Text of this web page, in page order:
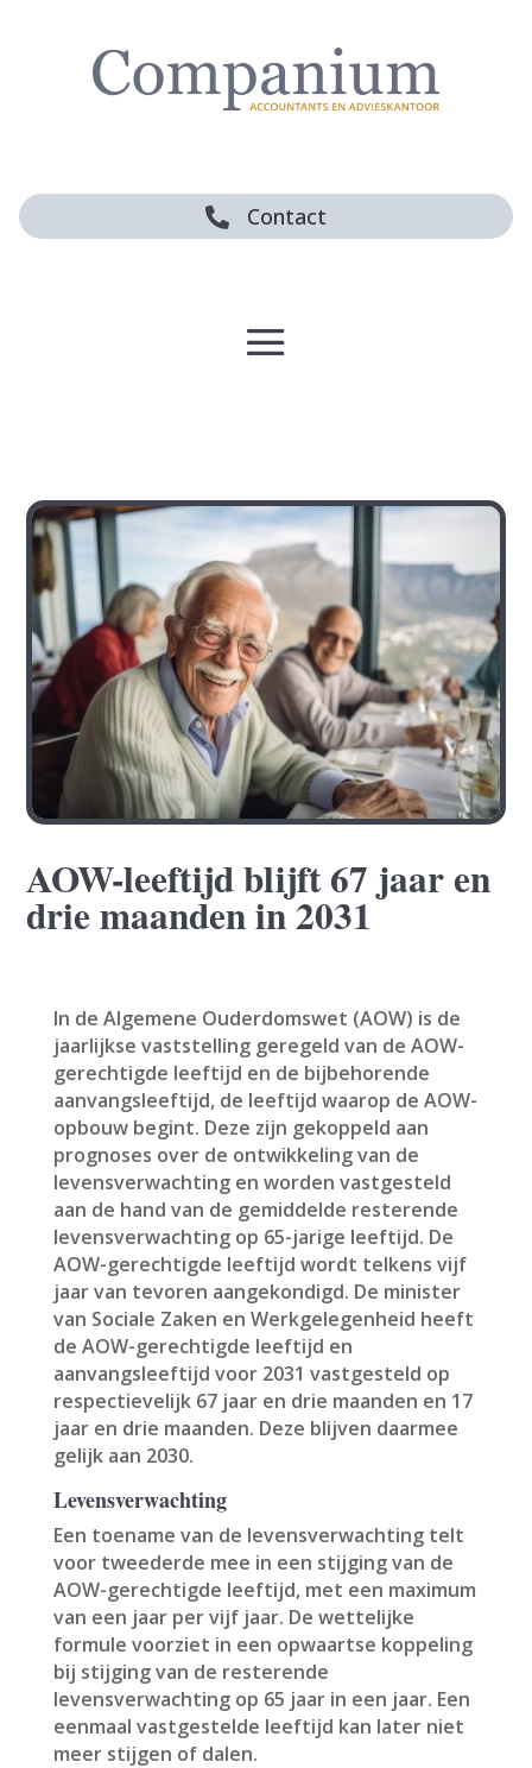
 Contact
AOW-leeftijd blijft 67 jaar en
drie maanden in 2031
In de Algemene Ouderdomswet (AOW) is de
jaarlijkse vaststelling geregeld van de AOW-
gerechtigde leeftijd en de bijbehorende
aanvangsleeftijd, de leeftijd waarop de AOW-
opbouw begint. Deze zijn gekoppeld aan
prognoses over de ontwikkeling van de
levensverwachting en worden vastgesteld
aan de hand van de gemiddelde resterende
levensverwachting op 65-jarige leeftijd. De
AOW-gerechtigde leeftijd wordt telkens vijf
jaar van tevoren aangekondigd. De minister
van Sociale Zaken en Werkgelegenheid heeft
de AOW-gerechtigde leeftijd en
aanvangsleeftijd voor 2031 vastgesteld op
respectievelijk 67 jaar en drie maanden en 17
jaar en drie maanden. Deze blijven daarmee
gelijk aan 2030.
Levensverwachting
Een toename van de levensverwachting telt
voor tweederde mee in een stijging van de
AOW-gerechtigde leeftijd, met een maximum
van een jaar per vijf jaar. De wettelijke
formule voorziet in een opwaartse koppeling
bij stijging van de resterende
levensverwachting op 65 jaar in een jaar. Een
eenmaal vastgestelde leeftijd kan later niet
meer stijgen of dalen.